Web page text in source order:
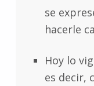
se
hacerle
Hoy lo
es decir,